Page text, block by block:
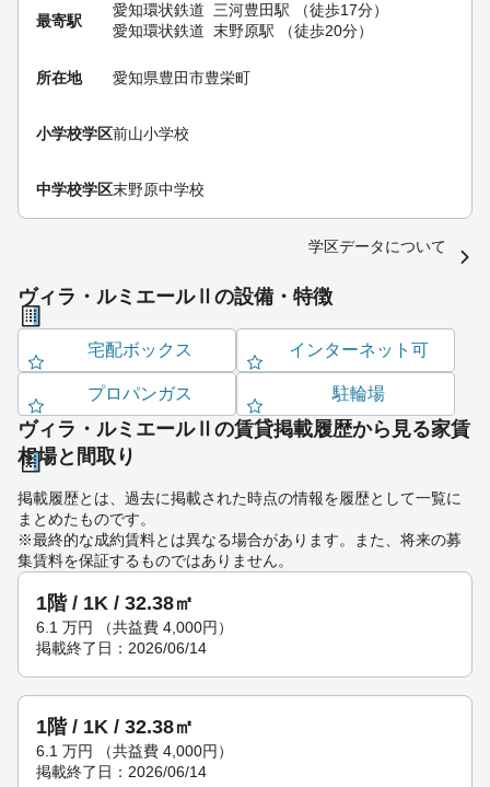
最寄駅
愛知環状鉄道 三河豊田駅 （徒歩17分）
愛知環状鉄道 末野原駅 （徒歩20分）
所在地 愛知県豊田市豊栄町
小学校学区前山小学校
中学校学区末野原中学校
学区データについて
ヴィラ・ルミエールⅡの設備・特徴
宅配ボックス インターネット可
プロパンガス 駐輪場
ヴィラ・ルミエールⅡの賃貸掲載履歴から見る家賃
相場と間取り
掲載履歴とは、過去に掲載された時点の情報を履歴として一覧に
まとめたものです。
※最終的な成約賃料とは異なる場合があります。また、将来の募
集賃料を保証するものではありません。
1階 / 1K / 32.38㎡
6.1 万円
（共益費 4,000円）
掲載終了日：2026/06/14
1階 / 1K / 32.38㎡
6.1 万円
（共益費 4,000円）
掲載終了日：2026/06/14